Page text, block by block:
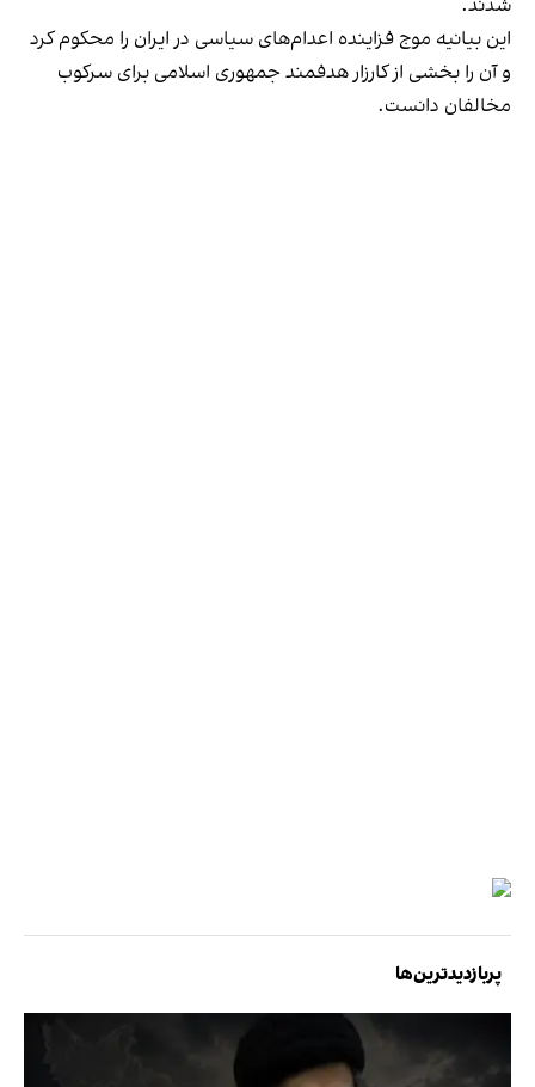
این بیانیه موج فزاینده اعدام‌های سیاسی در ایران را محکوم کرد
و آن را بخشی از کارزار هدفمند جمهوری اسلامی برای سرکوب
مخالفان دانست.
پربازدیدترین‌ها